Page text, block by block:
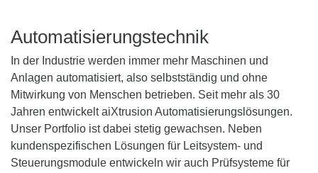
Automatisierungstechnik
In der Industrie werden immer mehr Maschinen und
Anlagen automatisiert, also selbstständig und ohne
Mitwirkung von Menschen betrieben. Seit mehr als 30
Jahren entwickelt aiXtrusion Automatisierungslösungen.
Unser Portfolio ist dabei stetig gewachsen. Neben
kundenspezifischen Lösungen für Leitsystem- und
Steuerungsmodule entwickeln wir auch Prüfsysteme für